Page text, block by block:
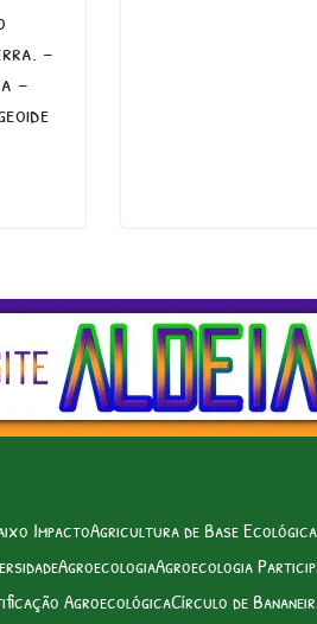
–
–
ImpactoAgricultura de Base Ecológica
AgroecologiaAgroecologia
AgroecológicaCírculo de